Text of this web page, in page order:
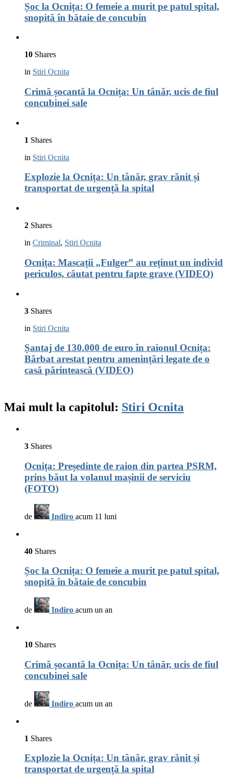
Șoc la Ocnița: O femeie a murit pe patul spital,
snopită în bătaie de concubin
10 Shares
in Stiri Ocnita
Crimă șocantă la Ocnița: Un tânăr, ucis de fiul
concubinei sale
1 Shares
in Stiri Ocnita
Explozie la Ocnița: Un tânăr, grav rănit și
transportat de urgență la spital
2 Shares
in Criminal, Stiri Ocnita
Ocnița: Mascații „Fulger” au reținut un individ
periculos, căutat pentru fapte grave (VIDEO)
3 Shares
in Stiri Ocnita
Șantaj de 130.000 de euro în raionul Ocnița:
Bărbat arestat pentru amenințări legate de o
casă părintească (VIDEO)
Mai mult la capitolul: Stiri Ocnita
3 Shares
Ocnița: Președinte de raion din partea PSRM,
prins băut la volanul mașinii de serviciu
(FOTO)
de Indiro acum 11 luni
40 Shares
Șoc la Ocnița: O femeie a murit pe patul spital,
snopită în bătaie de concubin
de Indiro acum un an
10 Shares
Crimă șocantă la Ocnița: Un tânăr, ucis de fiul
concubinei sale
de Indiro acum un an
1 Shares
Explozie la Ocnița: Un tânăr, grav rănit și
transportat de urgență la spital